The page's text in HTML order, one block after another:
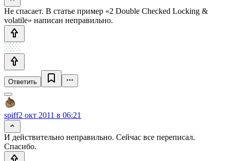
Не спасает. В статье пример «2 Double Checked Locking &
volatile» написан неправильно.
Ответить
spiff2 окт 2011 в 06:21
И действительно неправильно. Сейчас все переписал.
Спасибо.